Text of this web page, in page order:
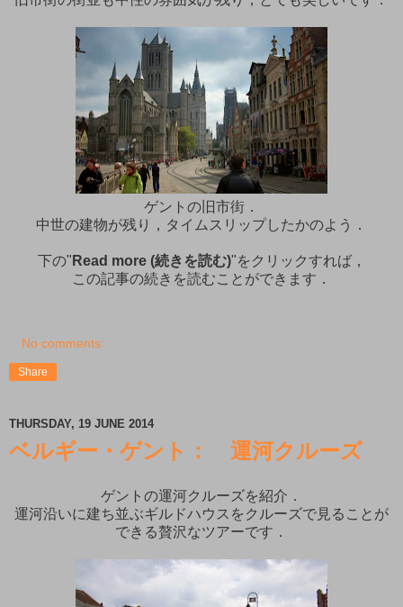
ゲントの旧市街．
中世の建物が残り，タイムスリップしたかのよう．
下の" Read more (続きを読む)"をクリックすれば，
この記事の続きを読むことができます．
No comments:
Share
THURSDAY, 19 JUNE 2014
ベルギー・ゲント： 運河クルーズ
ゲントの運河クルーズを紹介．
運河沿いに建ち並ぶギルドハウスをクルーズで見ることが
できる贅沢なツアーです．